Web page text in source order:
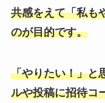
共感をえて「私も
のが目的です。
「やりたい！」と
ルや投稿に招待コ